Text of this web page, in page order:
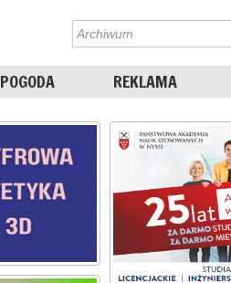
POGODA REKLAMA